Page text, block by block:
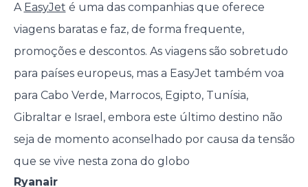
A EasyJet é uma das companhias que oferece
viagens baratas e faz, de forma frequente,
promoções e descontos. As viagens são sobretudo
para países europeus, mas a EasyJet também voa
para Cabo Verde, Marrocos, Egipto, Tunísia,
Gibraltar e Israel, embora este último destino não
seja de momento aconselhado por causa da tensão
que se vive nesta zona do globo
Ryanair